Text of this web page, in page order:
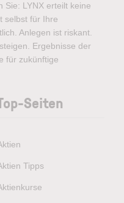
Sie: LYNX erteilt keine
selbst für Ihre
Anlegen ist riskant.
Ergebnisse der
für zukünftige
Seiten
Tipps